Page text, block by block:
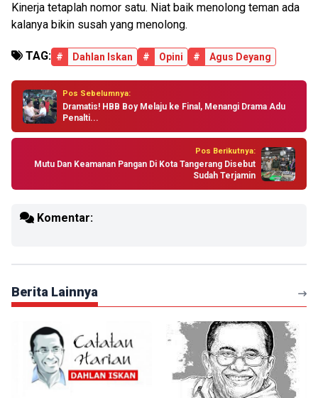
Kinerja tetaplah nomor satu. Niat baik menolong teman ada
kalanya bikin susah yang menolong.
TAG: # Dahlan Iskan # Opini # Agus Deyang
Pos Sebelumnya:
Dramatis! HBB Boy Melaju ke Final, Menangi Drama Adu
Penalti...
Pos Berikutnya:
Mutu Dan Keamanan Pangan Di Kota Tangerang Disebut
Sudah Terjamin
Komentar:
Berita Lainnya